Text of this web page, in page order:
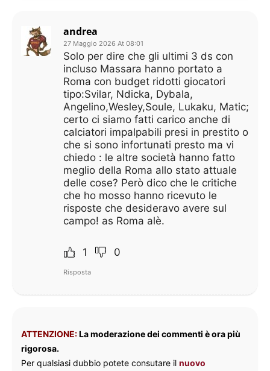
andrea
27 Maggio 2026 At 08:01
Solo per dire che gli ultimi 3 ds con
incluso Massara hanno portato a
Roma con budget ridotti giocatori
tipo:Svilar, Ndicka, Dybala,
Angelino,Wesley,Soule, Lukaku, Matic;
certo ci siamo fatti carico anche di
calciatori impalpabili presi in prestito o
che si sono infortunati presto ma vi
chiedo : le altre società hanno fatto
meglio della Roma allo stato attuale
delle cose? Però dico che le critiche
che ho mosso hanno ricevuto le
risposte che desideravo avere sul
campo! as Roma alè.
1 0
Risposta
ATTENZIONE:La moderazione dei commenti è ora più
rigorosa.
Per qualsiasi dubbio potete consutare il nuovo